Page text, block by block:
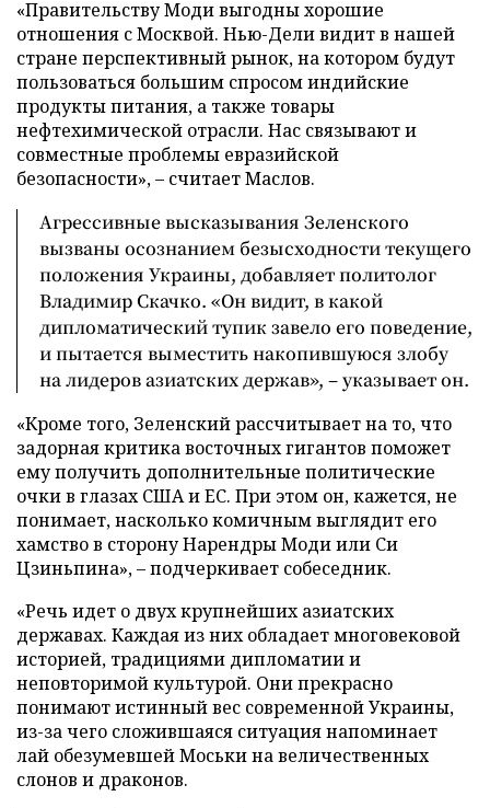
«Правительству Моди выгодны хорошие
отношения с Москвой. Нью-Дели видит в нашей
стране перспективный рынок, на котором будут
пользоваться большим спросом индийские
продукты питания, а также товары
нефтехимической отрасли. Нас связывают и
совместные проблемы евразийской
безопасности», – считает Маслов.
Агрессивные высказывания Зеленского
вызваны осознанием безысходности текущего
положения Украины, добавляет политолог
Владимир Скачко. «Он видит, в какой
дипломатический тупик завело его поведение,
и пытается выместить накопившуюся злобу
на лидеров азиатских держав», – указывает он.
«Кроме того, Зеленский рассчитывает на то, что
задорная критика восточных гигантов поможет
ему получить дополнительные политические
очки в глазах США и ЕС. При этом он, кажется, не
понимает, насколько комичным выглядит его
хамство в сторону Нарендры Моди или Си
Цзиньпина», – подчеркивает собеседник.
«Речь идет о двух крупнейших азиатских
державах. Каждая из них обладает многовековой
историей, традициями дипломатии и
неповторимой культурой. Они прекрасно
понимают истинный вес современной Украины,
из-за чего сложившаяся ситуация напоминает
лай обезумевшей Моськи на величественных
слонов и драконов.